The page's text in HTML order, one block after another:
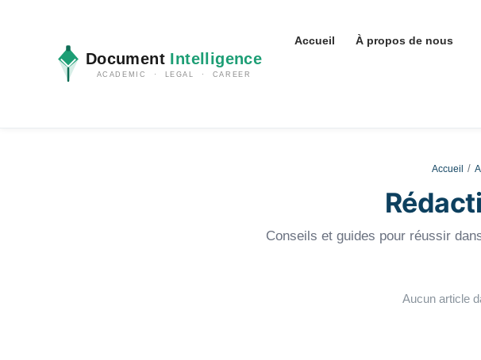
Document Intelligence
ACADEMIC · LEGAL · CAREER
Accueil À propos de nous
Accueil
Conseils et guides pour réussir
Aucun article